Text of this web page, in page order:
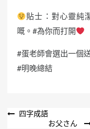
貼士：對心靈純
嘅。#為你而打開
#蛋老師會選出一個
#明晚總結
文 四字成語
お父さん